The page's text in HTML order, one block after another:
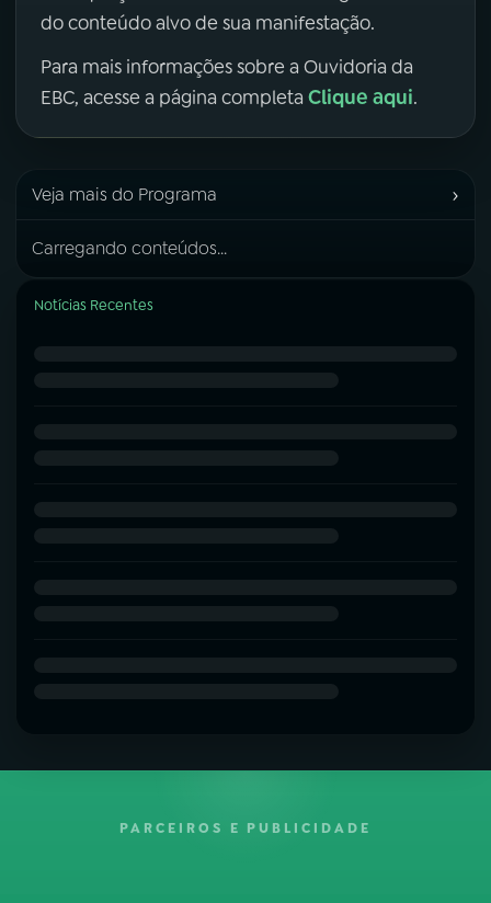
do conteúdo alvo de sua manifestação.
Para mais informações sobre a Ouvidoria da
EBC, acesse a página completa Clique aqui.
Veja mais do Programa ›
Carregando conteúdos...
Notícias Recentes
PARCEIROS E PUBLICIDADE